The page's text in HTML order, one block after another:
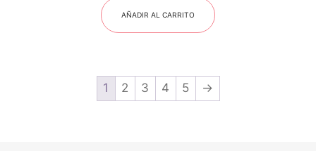
AÑADIR AL CARRITO
1 2 3 4 5 →